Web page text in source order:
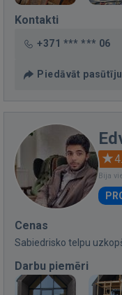
Kontakti
+371 *** *** 06
Piedāvāt
Bija
Cenas
Sabiedrisko telpu
Darbu piemēri